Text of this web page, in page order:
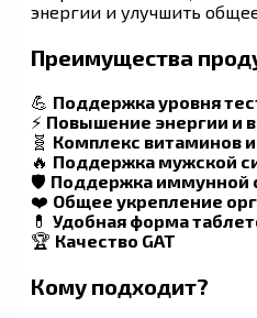
энергии и улучшить
Преимущества
💪 Поддержка уровня
⚡ Повышение энергии и
🧬 Комплекс витаминов
🔥 Поддержка мужской
🛡 Поддержка иммунной
❤️ Общее укрепление
💊 Удобная форма
🏆 Качество GAT
Кому подходит?